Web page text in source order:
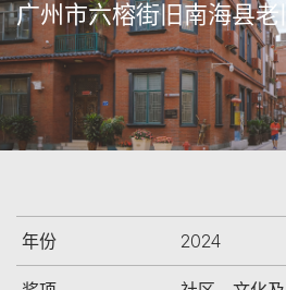
广州市六榕街旧南海县
年份 2024